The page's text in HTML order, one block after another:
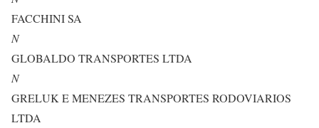
FACCHINI SA
N
GLOBALDO TRANSPORTES LTDA
N
GRELUK E MENEZES TRANSPORTES RODOVIARIOS
LTDA